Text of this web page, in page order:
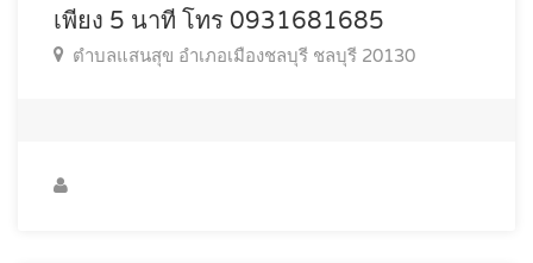
เพียง 5 นาที โทร 0931681685
ตำบลแสนสุข อำเภอเมืองชลบุรี ชลบุรี 20130